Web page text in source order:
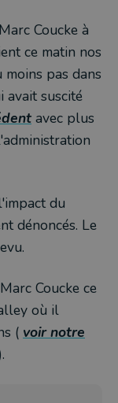
Coucke à
ce matin nos
pas dans
avait suscité
avec plus
du
dénoncés. Le
Coucke ce
où il
( voir notre